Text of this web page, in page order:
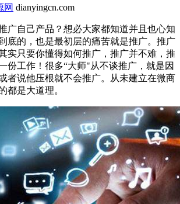
网 dianyingcn.com
广自己产品？想必大家都知道并且也心知
底的，也是最初层的痛苦就是推广。推广
实只要你懂得如何推广，推广并不难，推
份工作！很多“大师"从不谈推广，就是因
者说他压根就不会推广。从未建立在微商
都是大道理。